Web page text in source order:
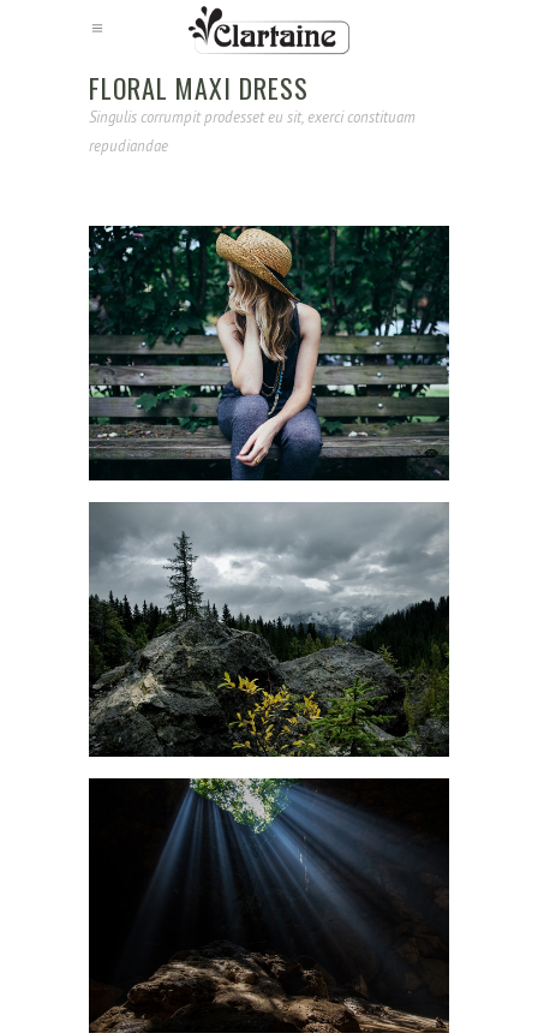
FLORAL MAXI DRESS
Singulis corrumpit prodesset eu sit, exerci constituam
repudiandae